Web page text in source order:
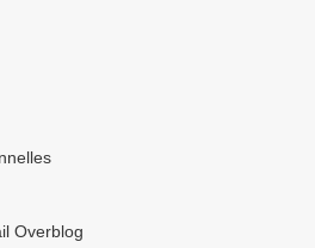
Overblog